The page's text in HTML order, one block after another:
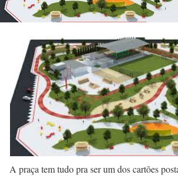
A praça tem tudo pra ser um dos cartões